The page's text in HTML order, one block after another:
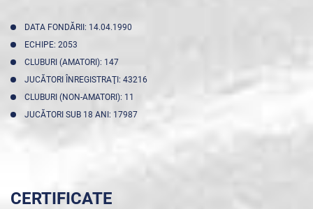
DATA FONDĂRII: 14.04.1990
ECHIPE: 2053
CLUBURI (AMATORI): 147
JUCĂTORI ÎNREGISTRAŢI: 43216
CLUBURI (NON-AMATORI): 11
JUCĂTORI SUB 18 ANI: 17987
CERTIFICATE